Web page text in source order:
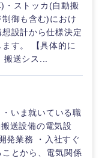
・ストッカ(自動搬
御も含む)におけ
設計から仕様決定
す。 【具体的に
送シス...
いま就いている職
送設備の電気設
発業務 ・入社すぐ
とから、電気関係